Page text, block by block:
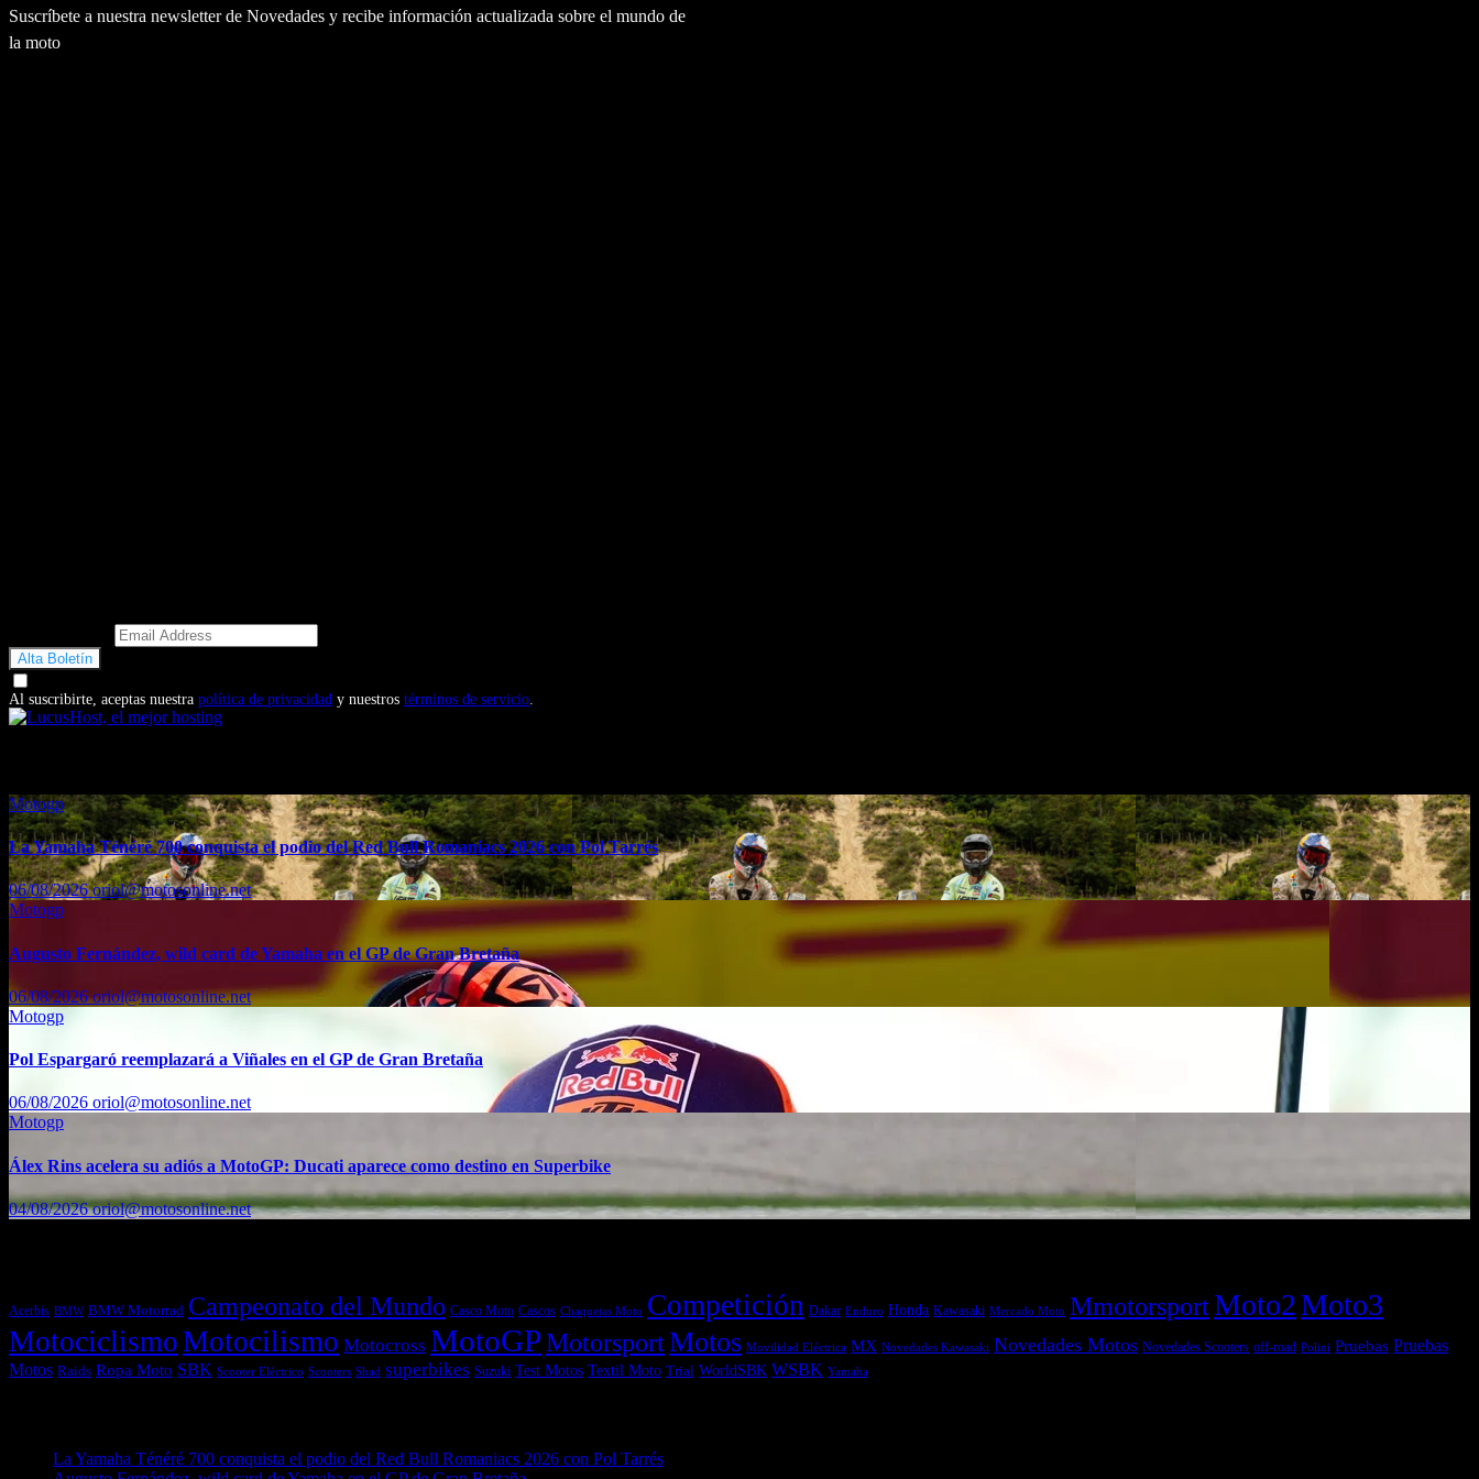
Suscríbete a nuestra newsletter de Novedades y recibe información actualizada sobre el mundo de
la moto
Al suscribirte, aceptas nuestra política de privacidad y nuestros términos de servicio.
Motogp
La Yamaha Ténéré 700 conquista el podio del Red Bull Romaniacs 2026 con Pol Tarrés
06/08/2026oriol@motosonline.net
Motogp
Augusto Fernández, wild card de Yamaha en el GP de Gran Bretaña
06/08/2026oriol@motosonline.net
Motogp
Pol Espargaró reemplazará a Viñales en el GP de Gran Bretaña
06/08/2026 oriol@motosonline.net
Motogp
Álex Rins acelera su adiós a MotoGP: Ducati aparece como destino en Superbike
04/08/2026oriol@motosonline.net
Acerbis BMW BMW Motorrad Campeonato del Mundo Casco Moto Cascos Chaquetas Moto Competición Dakar Enduro Honda Kawasaki Mercado Moto MmotorsportMoto2Moto3
MotociclismoMotocilismo Motocross MotoGPMotorsportMotos Movilidad Eléctrica MX Novedades Kawasaki Novedades Motos Novedades Scooters off-road Polini Pruebas Pruebas
Motos Raids Ropa Moto SBK Scooter Eléctrico Scooters Shad superbikes Suzuki Test Motos Textil Moto Trial WorldSBK WSBK Yamaha
La Yamaha Ténéré 700 conquista el podio del Red Bull Romaniacs 2026 con Pol Tarrés